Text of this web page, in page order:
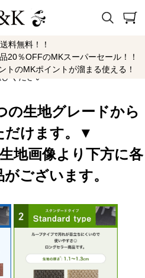
料無料！！
20％OFFのMKスーパーセール！！
トのMKポイントが溜まる使える！
ください
の生地グレードから
だけます。▼
地画像より下方に各
ございます。